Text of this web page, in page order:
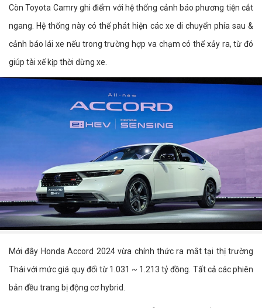
Còn Toyota Camry ghi điểm với hệ thống cảnh báo phương tiện cắt
ngang. Hệ thống này có thể phát hiện các xe di chuyển phía sau &
cảnh báo lái xe nếu trong trường hợp va chạm có thể xảy ra, từ đó
giúp tài xế kịp thời dừng xe.
Mới đây Honda Accord 2024 vừa chính thức ra mắt tại thị trường
Thái với mức giá quy đổi từ 1.031 ~ 1.213 tỷ đồng. Tất cả các phiên
bản đều trang bị động cơ hybrid.